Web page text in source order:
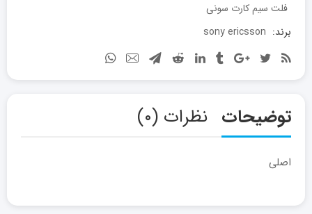
فلت سیم کارت سونی
برند: sony ericsson
توضیحات نظرات (۰)
اصلی